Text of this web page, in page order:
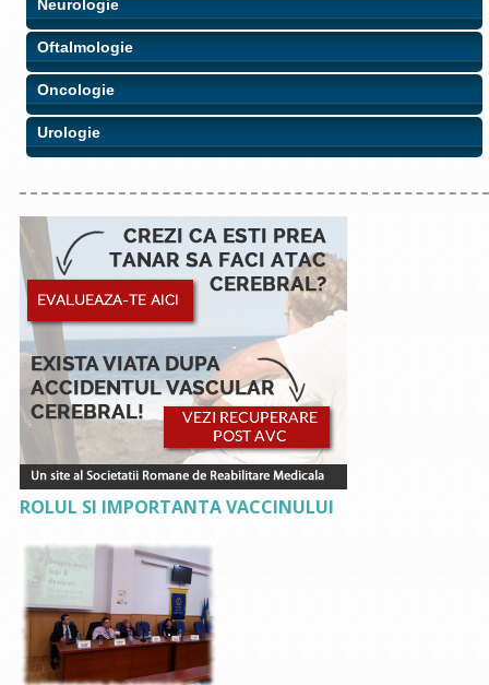
Neurologie
Oftalmologie
Oncologie
Urologie
ROLUL SI IMPORTANTA VACCINULUI